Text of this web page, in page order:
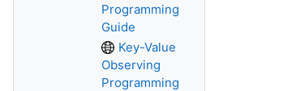
Programming
Guide
Key-Value
Observing
Programming